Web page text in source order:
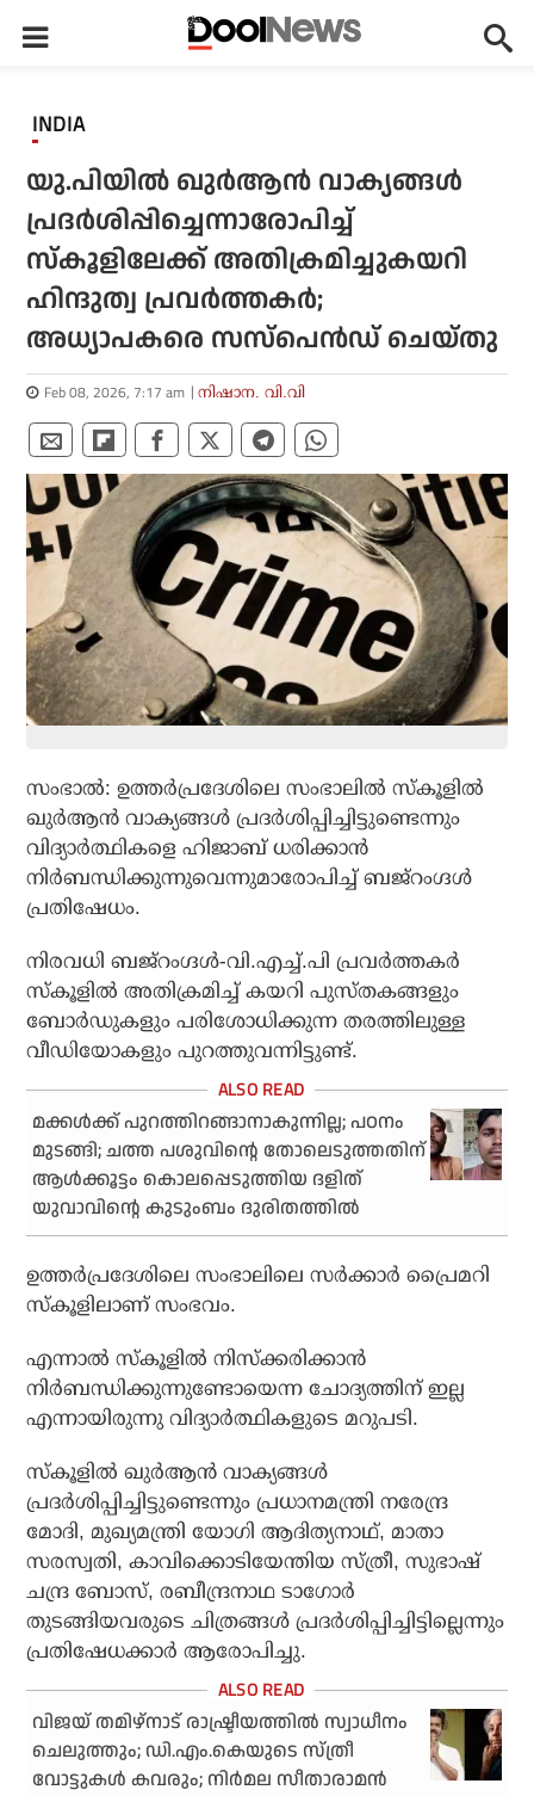
INDIA
യു.പിയില്‍ ഖുര്‍ആന്‍ വാക്യങ്ങള്‍
പ്രദര്‍ശിപ്പിച്ചെന്നാരോപിച്ച്
സ്‌കൂളിലേക്ക് അതിക്രമിച്ചുകയറി
ഹിന്ദുത്വ പ്രവര്‍ത്തകര്‍;
അധ്യാപകരെ സസ്‌പെന്‍ഡ് ചെയ്തു
Feb 08, 2026, 7:17 am നിഷാന. വി.വി
സംഭാല്‍: ഉത്തര്‍പ്രദേശിലെ സംഭാലില്‍ സ്‌കൂളില്‍
ഖുര്‍ആന്‍ വാക്യങ്ങള്‍ പ്രദര്‍ശിപ്പിച്ചിട്ടുണ്ടെന്നും
വിദ്യാര്‍ത്ഥികളെ ഹിജാബ് ധരിക്കാന്‍
നിര്‍ബന്ധിക്കുന്നുവെന്നുമാരോപിച്ച് ബജ്‌റംഗ്ദള്‍
പ്രതിഷേധം.
നിരവധി ബജ്‌റംഗ്ദള്‍-വി.എച്ച്.പി പ്രവര്‍ത്തകര്‍
സ്‌കൂളില്‍ അതിക്രമിച്ച് കയറി പുസ്തകങ്ങളും
ബോര്‍ഡുകളും പരിശോധിക്കുന്ന തരത്തിലുള്ള
വീഡിയോകളും പുറത്തുവന്നിട്ടുണ്ട്.
മക്കള്‍ക്ക് പുറത്തിറങ്ങാനാകുന്നില്ല; പഠനം
മുടങ്ങി; ചത്ത പശുവിന്റെ തോലെടുത്തതിന്
ആള്‍ക്കൂട്ടം കൊലപ്പെടുത്തിയ ദളിത്
യുവാവിന്റെ കുടുംബം ദുരിതത്തില്‍
ഉത്തര്‍പ്രദേശിലെ സംഭാലിലെ സര്‍ക്കാര്‍ പ്രൈമറി
സ്‌കൂളിലാണ് സംഭവം.
എന്നാല്‍ സ്‌കൂളില്‍ നിസ്‌ക്കരിക്കാന്‍
നിര്‍ബന്ധിക്കുന്നുണ്ടോയെന്ന ചോദ്യത്തിന് ഇല്ല
എന്നായിരുന്നു വിദ്യാര്‍ത്ഥികളുടെ മറുപടി.
സ്‌കൂളില്‍ ഖുര്‍ആന്‍ വാക്യങ്ങള്‍
പ്രദര്‍ശിപ്പിച്ചിട്ടുണ്ടെന്നും പ്രധാനമന്ത്രി നരേന്ദ്ര
മോദി, മുഖ്യമന്ത്രി യോഗി ആദിത്യനാഥ്, മാതാ
സരസ്വതി, കാവിക്കൊടിയേന്തിയ സ്ത്രീ, സുഭാഷ്
ചന്ദ്ര ബോസ്, രബീന്ദ്രനാഥ ടാഗോര്‍
തുടങ്ങിയവരുടെ ചിത്രങ്ങള്‍ പ്രദര്‍ശിപ്പിച്ചിട്ടില്ലെന്നും
പ്രതിഷേധക്കാര്‍ ആരോപിച്ചു.
വിജയ് തമിഴ്‌നാട് രാഷ്ട്രീയത്തില്‍ സ്വാധീനം
ചെലുത്തും; ഡി.എം.കെയുടെ സ്ത്രീ
വോട്ടുകള്‍ കവരും; നിര്‍മല സീതാരാമന്‍